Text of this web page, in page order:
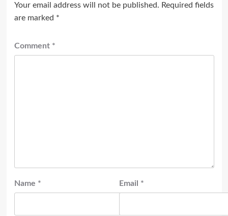
Your email address will not be published. Required fields
are marked *
Comment *
Name * Email *